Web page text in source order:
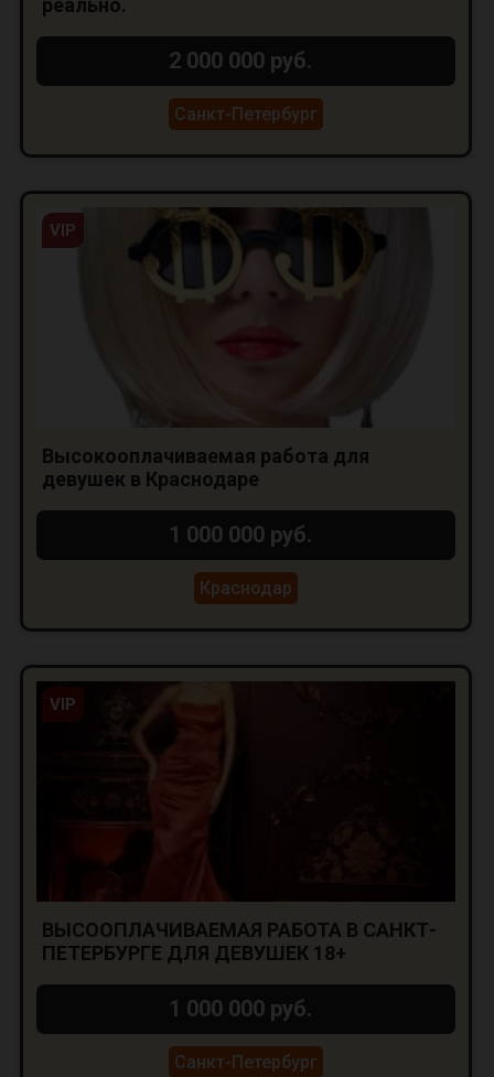
реально.
2 000 000 руб.
Санкт-Петербург
VIP
Высокооплачиваемая работа для
девушек в Краснодаре
1 000 000 руб.
Краснодар
VIP
ВЫСООПЛАЧИВАЕМАЯ РАБОТА В САНКТ-
ПЕТЕРБУРГЕ ДЛЯ ДЕВУШЕК 18+
1 000 000 руб.
Санкт-Петербург